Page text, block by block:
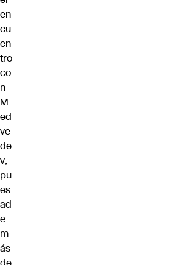
en
cu
en
tro
co
n
M
ed
ve
de
v,
pu
es
ad
e
m
ás